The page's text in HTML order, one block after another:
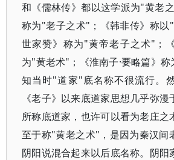
和《儒林传》都以这学派为"黄老
称为"老子之术"；《韩非传》称以
世家赞》称为"黄帝老子之术"；
为"黄老术"；《淮南子·要略篇》
知当时"道家"底名称不很流行。
《老子》以来底道家思想几乎弥
所称底道家，也许可以看为老庄之
至于称"黄老之术"，是因为秦汉间
阴阳说混合起来以后底名称。阴阳